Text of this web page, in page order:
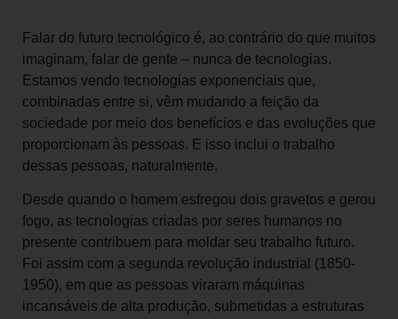
Falar do futuro tecnológico é, ao contrário do que muitos
imaginam, falar de gente – nunca de tecnologias.
Estamos vendo tecnologias exponenciais que,
combinadas entre si, vêm mudando a feição da
sociedade por meio dos benefícios e das evoluções que
proporcionam às pessoas. E isso inclui o trabalho
dessas pessoas, naturalmente.
Desde quando o homem esfregou dois gravetos e gerou
fogo, as tecnologias criadas por seres humanos no
presente contribuem para moldar seu trabalho futuro.
Foi assim com a segunda revolução industrial (1850-
1950), em que as pessoas viraram máquinas
incansáveis de alta produção, submetidas a estruturas